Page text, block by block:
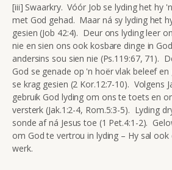
[iii] Swaarkry. Vóór Job se lyding het hy
met God gehad. Maar ná sy lyding het
gesien (Job 42:4). Deur ons lyding leer
nie en sien ons ook kosbare dinge in
andersins sou sien nie (Ps.119:67, 71).
God se genade op 'n hoër vlak beleef
se krag gesien (2 Kor.12:7-10). Volgens
gebruik God lyding om ons te toets en
versterk (Jak.1:2-4, Rom.5:3-5). Lyding
sonde af ná Jesus toe (1 Pet.4:1-2).
om God te vertrou in lyding – Hy sal
werk.